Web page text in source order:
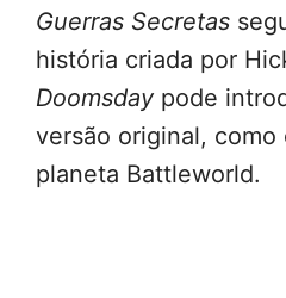
Guerras Secretas
história criada por
Doomsdaypode
versão original, como
planeta Battleworld.